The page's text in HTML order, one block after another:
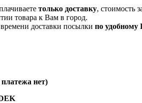
только доставку, стоимость
товара к Вам в город.
доставки посылки по удобному
нет)